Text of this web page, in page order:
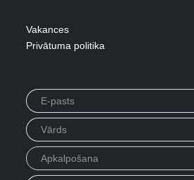
Emuārs
Projekti
Karjeras
Vakances
Privātuma politika
Apkalpošana